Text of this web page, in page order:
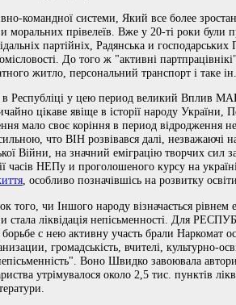
командної системи, Який все более
и моральних прівелеїв. Вже у 20-ті роки
партійніх, Радянська и
До того ж "активні
житло, персональний транспорт і таке ін.
Республіці у цею период великий Вплив
цікаве явіще в історії народу
мало своє коріння в период відродження
что ВІН розвівався далі, незважаючі
Війни, на значний еміграцію творчих сил
часів НЕПу и проголошеного курсу на
, особливо позначівшісь на розвитку
того, чи Іншого народу візначається
стала ліквідація непісьменності. Для
с нею активну участь брали Наркомат
громадськість, вчителі, культурно-
Воно Швидко завоювала
утрімувалося около 2,5 тис. пунктів